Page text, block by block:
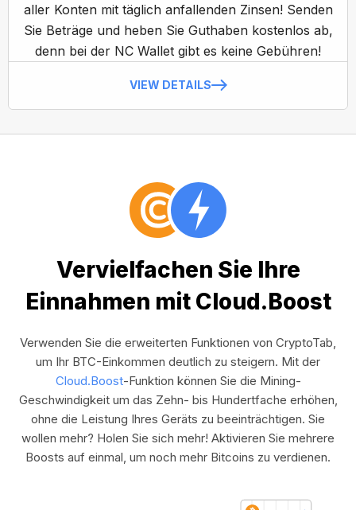
aller Konten mit täglich anfallenden Zinsen! Senden
Sie Beträge und heben Sie Guthaben kostenlos ab,
denn bei der NC Wallet gibt es keine Gebühren!
VIEW DETAILS
Vervielfachen Sie Ihre
Einnahmen mit Cloud.Boost
Verwenden Sie die erweiterten Funktionen von CryptoTab,
um Ihr BTC-Einkommen deutlich zu steigern. Mit der
Cloud.Boost-Funktion können Sie die Mining-
Geschwindigkeit um das Zehn- bis Hundertfache erhöhen,
ohne die Leistung Ihres Geräts zu beeinträchtigen. Sie
wollen mehr? Holen Sie sich mehr! Aktivieren Sie mehrere
Boosts auf einmal, um noch mehr Bitcoins zu verdienen.